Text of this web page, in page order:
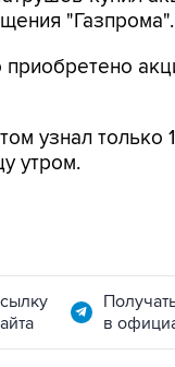
"Газпрома".
узнал только
утром.
в